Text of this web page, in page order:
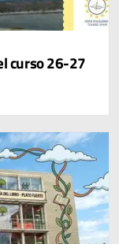
curso 26-27